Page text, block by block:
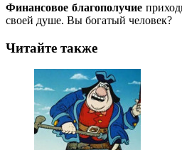
Финансовое благополучие
своей душе. Вы богатый человек?
Читайте также